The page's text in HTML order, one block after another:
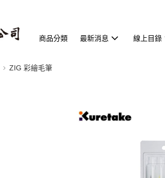
商品分類 最新消息 線上目錄
ZIG 彩繪毛筆